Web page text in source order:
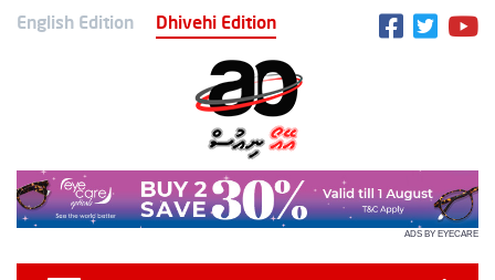
English Edition Dhivehi Edition
ADS BY EYECARE